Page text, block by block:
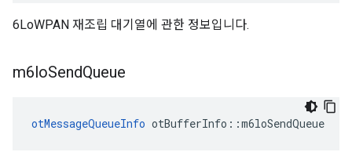
6LoWPAN 재조립 대기열에 관한 정보입니다.
m6loSendQueue
otMessageQueueInfo otBufferInfo ::m6loSendQueue